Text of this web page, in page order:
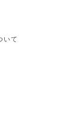
いて